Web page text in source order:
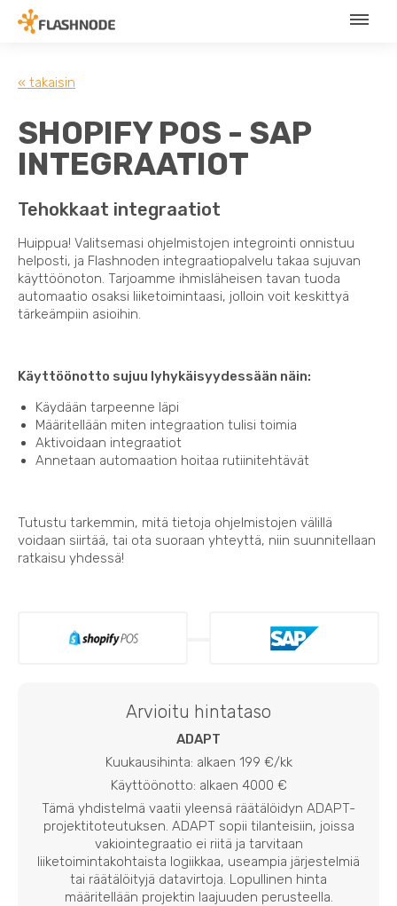
« takaisin
SHOPIFY POS - SAP
INTEGRAATIOT
Tehokkaat integraatiot
Huippua! Valitsemasi ohjelmistojen integrointi onnistuu
helposti, ja Flashnoden integraatiopalvelu takaa sujuvan
käyttöönoton. Tarjoamme ihmisläheisen tavan tuoda
automaatio osaksi liiketoimintaasi, jolloin voit keskittyä
tärkeämpiin asioihin.
Käyttöönotto sujuu lyhykäisyydessään näin:
Käydään tarpeenne läpi
Määritellään miten integraation tulisi toimia
Aktivoidaan integraatiot
Annetaan automaation hoitaa rutiinitehtävät
Tutustu tarkemmin, mitä tietoja ohjelmistojen välillä
voidaan siirtää, tai ota suoraan yhteyttä, niin suunnitellaan
ratkaisu yhdessä!
Arvioitu hintataso
ADAPT
Kuukausihinta: alkaen 199 €/kk
Käyttöönotto: alkaen 4000 €
Tämä yhdistelmä vaatii yleensä räätälöidyn ADAPT-
projektitoteutuksen. ADAPT sopii tilanteisiin, joissa
vakiointegraatio ei riitä ja tarvitaan
liiketoimintakohtaista logiikkaa, useampia järjestelmiä
tai räätälöityjä datavirtoja. Lopullinen hinta
määritellään projektin laajuuden perusteella.